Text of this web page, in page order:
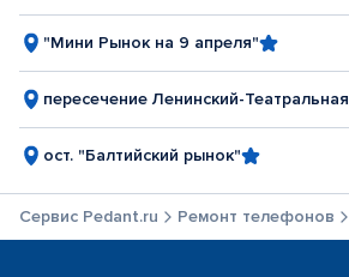
"Мини Рынок на 9 апреля"
пересечение Ленинский-Театральная
ост. "Балтийский рынок"
Сервис Pedant.ru Ремонт телефонов